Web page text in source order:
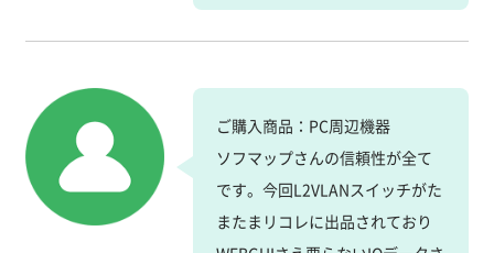
ご購入商品：PC周辺機器
ソフマップさんの信頼性が全て
です。今回L2VLANスイッチがた
またまリコレに出品されており